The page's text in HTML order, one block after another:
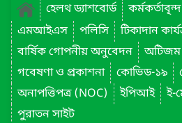
হেলথ ড্যাশবোর্ড
কর্মকর্তাবৃন্দ
এমআইএস
পলিসি টিকাদান
বার্ষিক গোপনীয় অনুবেদন
অটিজম
গবেষণা ও প্রকাশনা
কোভিড-১৯
অনাপত্তিপত্র (NOC)
ইপিআই
ই-
পুরাতন সাইট